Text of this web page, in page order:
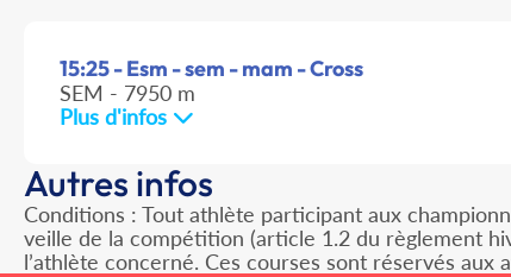
15:25 - Esm - sem - mam - Cross
SEM - 7950 m
Plus d'infos
Autres infos
Conditions : Tout athlète participant aux
veille de la compétition (article 1.2 du règlement
l’athlète concerné. Ces courses sont réservés aux